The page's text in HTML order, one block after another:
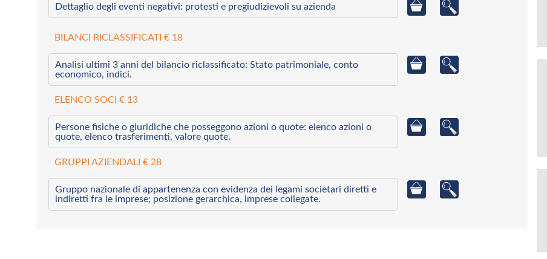
Dettaglio degli eventi negativi: protesti e pregiudizievoli su azienda
BILANCI RICLASSIFICATI € 18
Analisi ultimi 3 anni del bilancio riclassificato: Stato patrimoniale, conto
economico, indici.
ELENCO SOCI € 13
Persone fisiche o giuridiche che posseggono azioni o quote: elenco azioni o
quote, elenco trasferimenti, valore quote.
GRUPPI AZIENDALI € 28
Gruppo nazionale di appartenenza con evidenza dei legami societari diretti e
indiretti fra le imprese; posizione gerarchica, imprese collegate.